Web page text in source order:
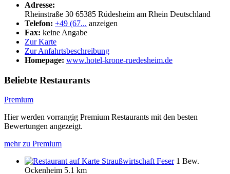
Adresse:
Rheinstraße 30 65385 Rüdesheim am Rhein Deutschland
Telefon: +49 (67... anzeigen
Fax: keine Angabe
Zur Karte
Zur Anfahrtsbeschreibung
Homepage: www.hotel-krone-ruedesheim.de
Beliebte Restaurants
Premium
Hier werden vorrangig Premium Restaurants mit den besten
Bewertungen angezeigt.
mehr zu Premium
Straußwirtschaft Feser 1 Bew.
Ockenheim 5.1 km